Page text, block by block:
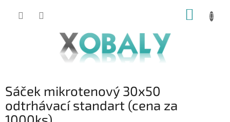
KOŠÍK
Sáček mikrotenový 30x50
odtrhávací standart (cena za